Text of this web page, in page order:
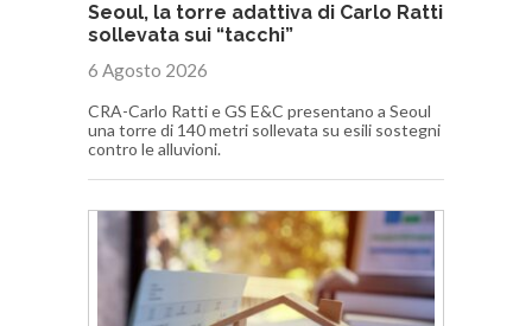
Seoul, la torre adattiva di Carlo Ratti
sollevata sui “tacchi”
6 Agosto 2026
CRA-Carlo Ratti e GS E&C presentano a Seoul
una torre di 140 metri sollevata su esili sostegni
contro le alluvioni.